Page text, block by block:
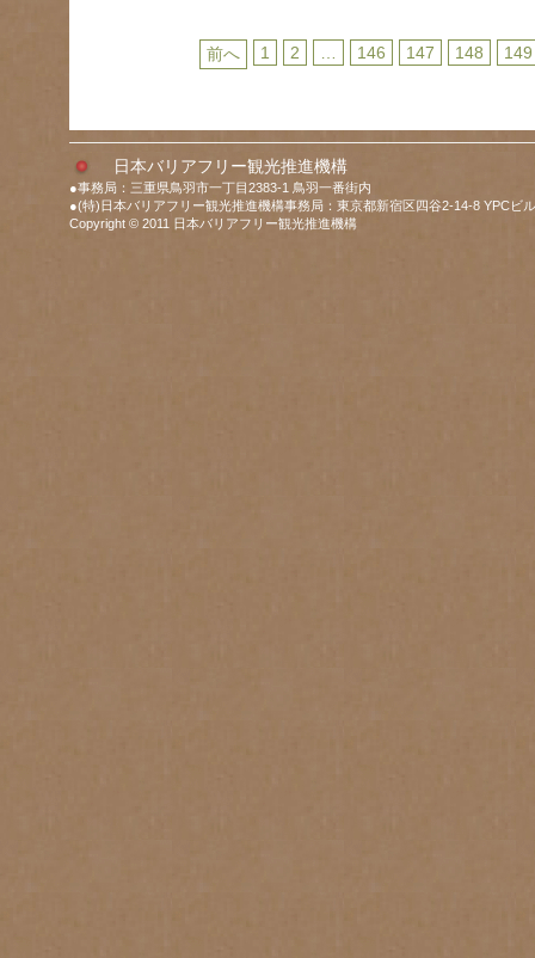
前へ 1 2 146 147 148 149
日本バリアフリー観光推進機構
●事務局：三重県鳥羽市一丁目2383-1 鳥羽一番街内
●(特)日本バリアフリー観光推進機構事務局：東京都新宿区四谷2-14-8 YPCビ
Copyright © 2011 日本バリアフリー観光推進機構